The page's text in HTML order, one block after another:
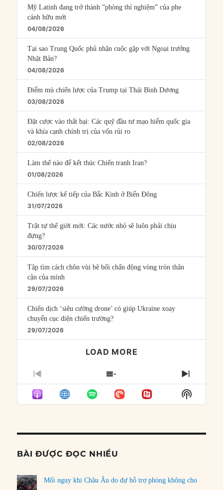
Mỹ Latinh đang trở thành “phòng thí nghiệm” của phe
cánh hữu mới
04/08/2026
Tại sao Trung Quốc phủ nhận cuộc gặp với Ngoại trưởng
Nhật Bản?
04/08/2026
Điểm mù chiến lược của Trump tại Thái Bình Dương
03/08/2026
Đặt cược vào thất bại: Các quỹ đầu tư mạo hiểm quốc gia
và khía cạnh chính trị của vốn rủi ro
02/08/2026
Làm thế nào để kết thúc Chiến tranh Iran?
01/08/2026
Chiến lược kế tiếp của Bắc Kinh ở Biển Đông
31/07/2026
Trật tự thế giới mới: Các nước nhỏ sẽ luôn phải chịu
đựng?
30/07/2026
Tập tìm cách chôn vùi bê bối chấn động vòng tròn thân
cận của mình
29/07/2026
Chiến dịch ‘siêu cường drone’ có giúp Ukraine xoay
chuyển cục diện chiến trường?
29/07/2026
LOAD MORE
PREVIOUS
EPISODE
SHOW
EPISODES
LIST
NEXT
Show
Podcast
BÀI ĐƯỢC ĐỌC NHIỀU
Mối nguy khi Châu Âu do dự hỗ trợ phòng không cho